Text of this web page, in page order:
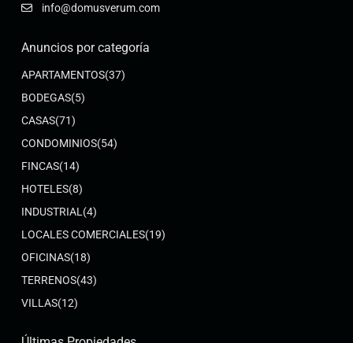
info@domusverum.com
Anuncios por categoría
APARTAMENTOS(37)
BODEGAS(5)
CASAS(71)
CONDOMINIOS(54)
FINCAS(14)
HOTELES(8)
INDUSTRIAL (4)
LOCALES COMERCIALES(19)
OFICINAS(18)
TERRENOS(43)
VILLAS(12)